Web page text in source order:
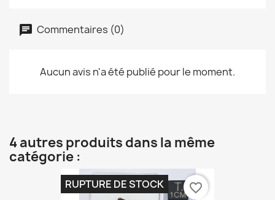
Commentaires (0)
Aucun avis n'a été publié pour le moment.
4 autres produits dans la même
catégorie :
RUPTURE DE STOCK favorite_border